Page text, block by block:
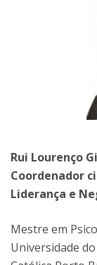
Rui Lourenço
Coordenador
Liderança e
Mestre em
Universidade